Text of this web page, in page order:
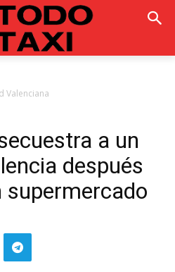
Valenciana
a un
después
supermercado